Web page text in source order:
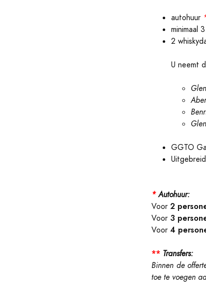
autohuur
minimaal
2
U neemt
GGTO
*Autohuur:
Voor 2
Voor 3
Voor 4
** Transfers:
Binnen de
toe te voegen